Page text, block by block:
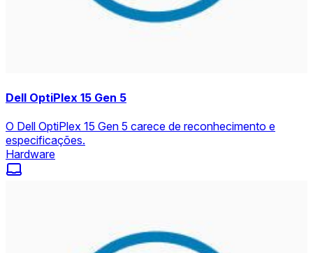
Dell OptiPlex 15 Gen 5
O Dell OptiPlex 15 Gen 5 carece de reconhecimento e
especificações.
Hardware